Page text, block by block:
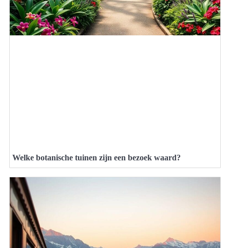
Welke botanische tuinen zijn een bezoek waard?